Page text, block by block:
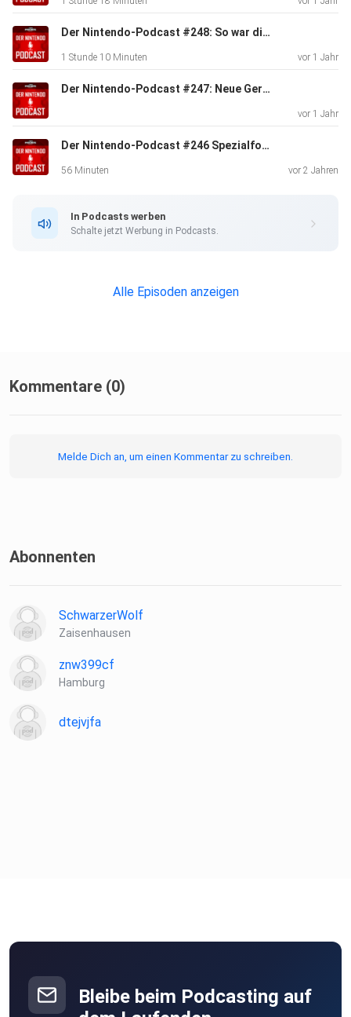
Blockbuster Sale für Switch und 3DS 29:40 - Die nächste
Nintendo
-
Switch-App: Neues Update 41:10 - Starlink: Schlechtes
https://www.facebook.com/DerNintendoPodcast/
Der Nintendo-Podcast #248: So war die Gamescom 2024 - mit 4P!
1 Stunde 10 Minuten vor 1 Jahr
Der Nintendo-Podcast #247: Neue Gerüchte zur Switch 2 & welche Nintendo-Charaktere ein eigenes Spiel verdienen
vor 1 Jahr
Der Nintendo-Podcast #246 Spezialfolge: Der Charme und die Videospieladaptionen von One Piece
56 Minuten vor 2 Jahren
In Podcasts werben
Schalte jetzt Werbung in Podcasts.
Alle Episoden anzeigen
Kommentare (0)
Melde Dich an, um einen Kommentar zu schreiben.
Abonnenten
SchwarzerWolf
Zaisenhausen
znw399cf
Hamburg
dtejvjfa
Bleibe beim Podcasting auf